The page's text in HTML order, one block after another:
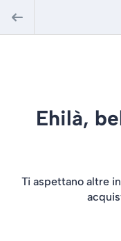
Ehilà,
Ti aspettano altre